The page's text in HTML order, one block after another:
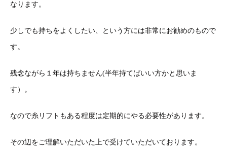
なります。
少しでも持ちをよくしたい、という方には非常にお勧めのもので
す。
残念ながら１年は持ちません(半年持てばいい方かと思いま
す）。
なので糸リフトもある程度は定期的にやる必要性があります。
その辺をご理解いただいた上で受けていただいております。